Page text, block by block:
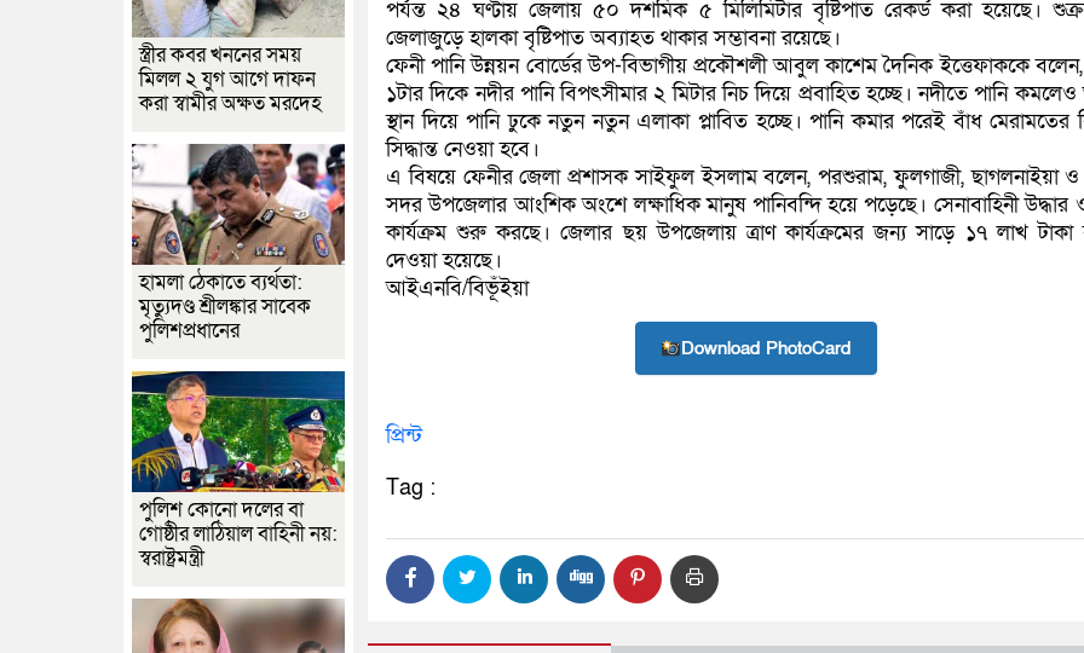
পর্যন্ত ২৪ ঘণ্টায় জেলায় ৫০ দশমিক ৫ মিলিমিটার বৃষ্টিপাত রেকর্ড করা হয়েছে।
জেলাজুড়ে হালকা বৃষ্টিপাত অব্যাহত থাকার সম্ভাবনা রয়েছে।
ফেনী পানি উন্নয়ন বোর্ডের উপ-বিভাগীয় প্রকৌশলী আবুল কাশেম দৈনিক ইত্তেফাককে
১টার দিকে নদীর পানি বিপৎসীমার ২ মিটার নিচ দিয়ে প্রবাহিত হচ্ছে। নদীতে পানি
স্থান দিয়ে পানি ঢুকে নতুন নতুন এলাকা প্লাবিত হচ্ছে। পানি কমার পরেই বাঁধ মেরামতের
সিদ্ধান্ত নেওয়া হবে।
এ বিষয়ে ফেনীর জেলা প্রশাসক সাইফুল ইসলাম বলেন, পরশুরাম, ফুলগাজী, ছাগলনাইয়া ও
সদর উপজেলার আংশিক অংশে লক্ষাধিক মানুষ পানিবন্দি হয়ে পড়েছে। সেনাবাহিনী উদ্ধার
কার্যক্রম শুরু করছে। জেলার ছয় উপজেলায় ত্রাণ কার্যক্রমের জন্য সাড়ে ১৭ লাখ টাকা
দেওয়া হয়েছে।
আইএনবি/বিভূঁইয়া
Download PhotoCard
প্রিন্ট
Tag :
স্ত্রীর কবর খননের সময়
মিলল ২ যুগ আগে দাফন
করা স্বামীর অক্ষত মরদেহ
হামলা ঠেকাতে ব্যর্থতা:
মৃত্যুদণ্ড শ্রীলঙ্কার সাবেক
পুলিশপ্রধানের
পুলিশ কোনো দলের বা
গোষ্ঠীর লাঠিয়াল বাহিনী নয়:
স্বরাষ্ট্রমন্ত্রী